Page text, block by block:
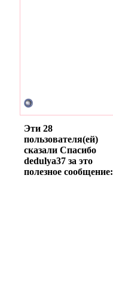
Эти 28
пользователя(ей)
сказали Спасибо
dedulya37 за это
полезное сообщение: